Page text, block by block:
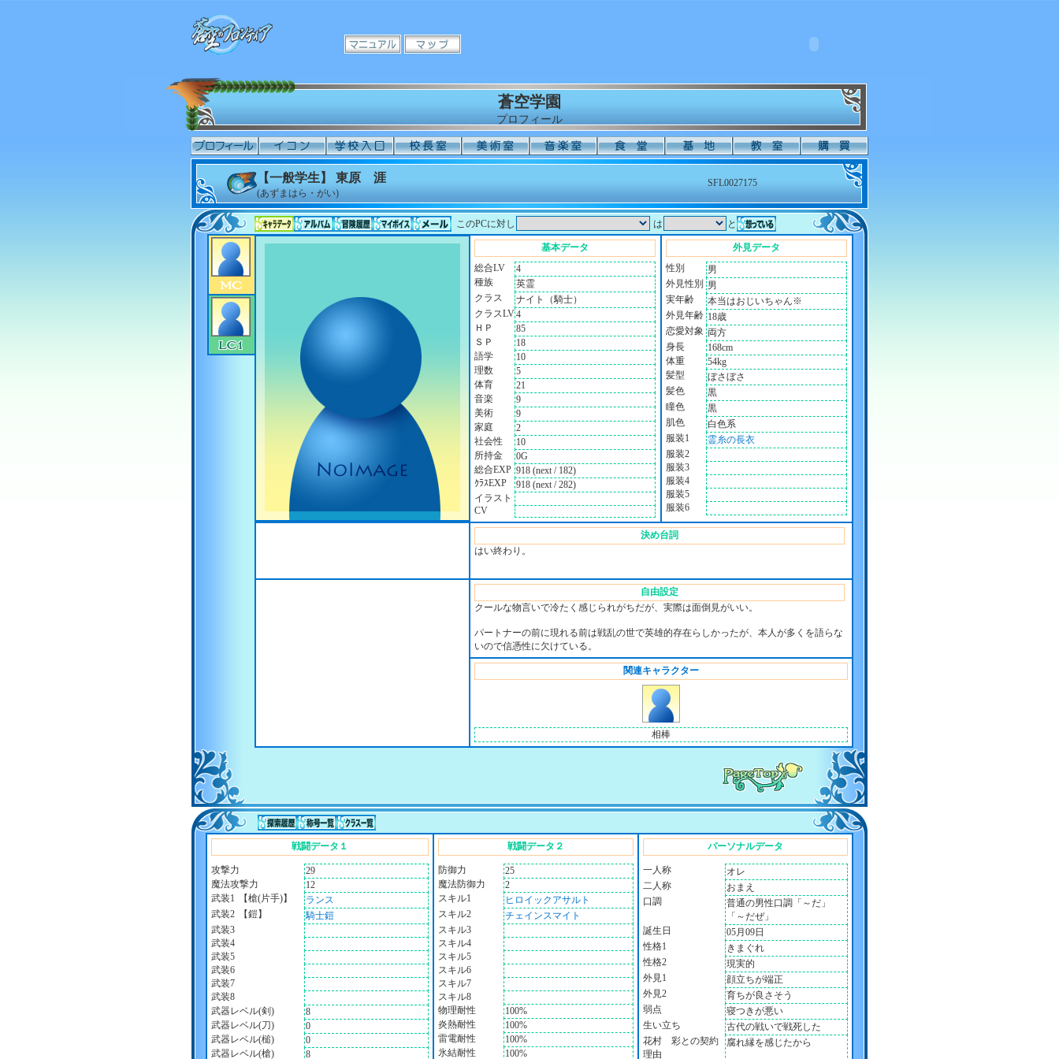
蒼空学園
プロフィール
【一般学生】 東原 涯
(あずまはら・がい)
SFL0027175
このPCに対し は と
基本データ
総合LV
4
種族
英霊
クラス
ナイト（騎士）
クラスLV4
ＨＰ
85
ＳＰ
18
語学
10
理数
5
体育
21
音楽
9
美術
9
家庭
2
社会性
10
所持金
0G
総合EXP 918 (next / 182)
ｸﾗｽEXP
918 (next / 282)
イラスト
CV
外見データ
性別
男
外見性別
男
実年齢
本当はおじいちゃん※
外見年齢 18歳
恋愛対象 両方
身長
168cm
体重
54kg
髪型
ぼさぼさ
髪色
黒
瞳色
黒
肌色
白色系
服装1
霊糸の長衣
服装2
服装3
服装4
服装5
服装6
決め台詞
はい終わり。
自由設定
クールな物言いで冷たく感じられがちだが、実際は面倒見がいい。
パートナーの前に現れる前は戦乱の世で英雄的存在らしかったが、本人が多くを語らな
いので信憑性に欠けている。
関連キャラクター
相棒
戦闘データ１
攻撃力
29
魔法攻撃力
12
武装1
【槍(片手)】
ランス
武装2
【鎧】
騎士鎧
武装3
武装4
武装5
武装6
武装7
武装8
武器レベル(剣)
8
武器レベル(刀)
0
武器レベル(槌)
0
武器レベル(槍)
8
戦闘データ２
防御力
25
魔法防御力
2
スキル1
ヒロイックアサルト
スキル2
チェインスマイト
スキル3
スキル4
スキル5
スキル6
スキル7
スキル8
物理耐性
100%
炎熱耐性
100%
雷電耐性
100%
氷結耐性
100%
パーソナルデータ
一人称
オレ
二人称
おまえ
口調
普通の男性口調「～だ」
「～だぜ」
誕生日
05月09日
性格1
きまぐれ
性格2
現実的
外見1
顔立ちが端正
外見2
育ちが良さそう
弱点
寝つきが悪い
生い立ち
古代の戦いで戦死した
花村 彩との契約
理由
腐れ縁を感じたから